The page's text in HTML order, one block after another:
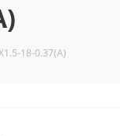
18-0.37(A)